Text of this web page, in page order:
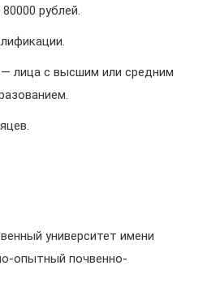
рублей.
— лица с высшим или средним
университет имени
опытный почвенно-